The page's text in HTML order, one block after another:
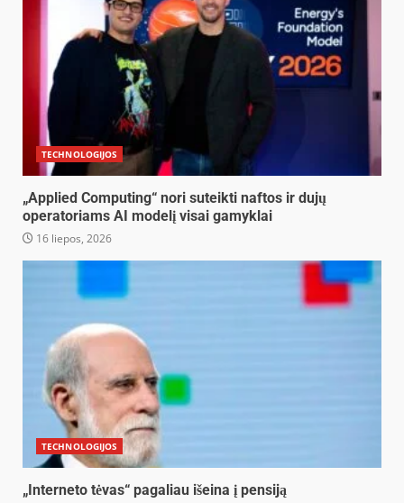
TECHNOLOGIJOS
„Applied Computing“ nori suteikti naftos ir dujų
operatoriams AI modelį visai gamyklai
16 liepos, 2026
TECHNOLOGIJOS
„Interneto tėvas“ pagaliau išeina į pensiją